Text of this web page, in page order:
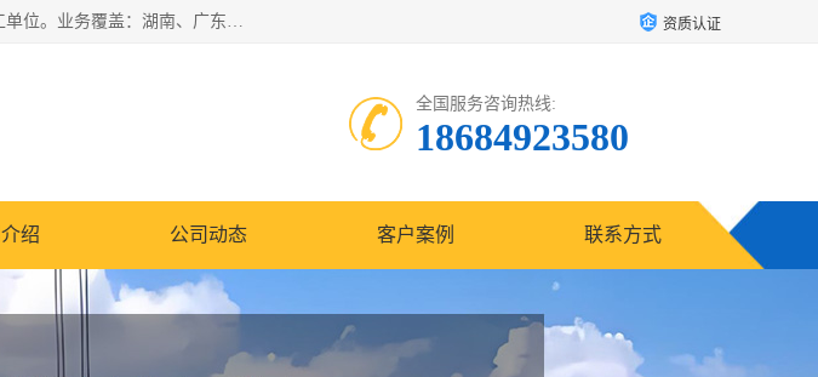
湖南业峻强夯基础工程有限公司是一家专业从事湖南强夯基础工程、强夯机租赁，地基处理的施工单位。业务覆盖：湖南、广东，江西等地。可承接1000KN.m-25000KN.m强夯（置换）工程。公司创始人是国内较早期从事强夯施工的建设者，经过多年的一步一个脚印的发展，在行业内具有较高的度和良好的口碑。 资质认证
全国服务咨询热线:
18684923580
绍 公司动态 客户案例 联系方式